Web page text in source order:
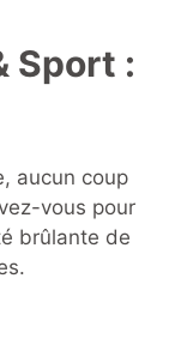
Sport :
aucun coup
vous pour
brûlante de